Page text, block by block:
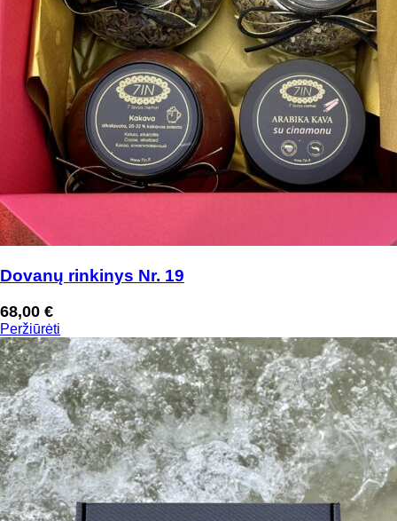
Dovanų rinkinys Nr. 19
68,00 €
Peržiūrėti